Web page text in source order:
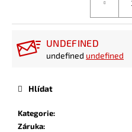
UNDEFINED
undefined undefined
Kategorie:
Záruka:
Hlídat